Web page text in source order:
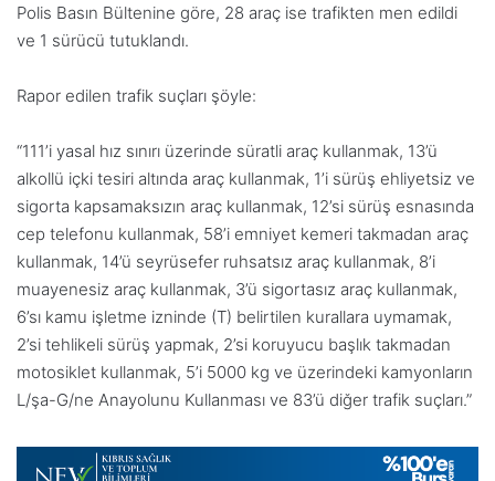
Polis Basın Bültenine göre, 28 araç ise trafikten men edildi
ve 1 sürücü tutuklandı.
Rapor edilen trafik suçları şöyle:
“111’i yasal hız sınırı üzerinde süratli araç kullanmak, 13’ü
alkollü içki tesiri altında araç kullanmak, 1’i sürüş ehliyetsiz ve
sigorta kapsamaksızın araç kullanmak, 12’si sürüş esnasında
cep telefonu kullanmak, 58’i emniyet kemeri takmadan araç
kullanmak, 14’ü seyrüsefer ruhsatsız araç kullanmak, 8’i
muayenesiz araç kullanmak, 3’ü sigortasız araç kullanmak,
6’sı kamu işletme izninde (T) belirtilen kurallara uymamak,
2’si tehlikeli sürüş yapmak, 2’si koruyucu başlık takmadan
motosiklet kullanmak, 5’i 5000 kg ve üzerindeki kamyonların
L/şa-G/ne Anayolunu Kullanması ve 83’ü diğer trafik suçları.”